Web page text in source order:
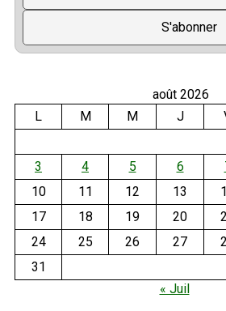
août 2026
L
M M J
3
4 5 6
10
11 12 13
17
18 19 20
24
25 26 27
31
« Juil